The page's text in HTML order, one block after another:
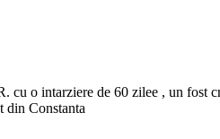
o intarziere de 60 zilee , un fost
din Constanta